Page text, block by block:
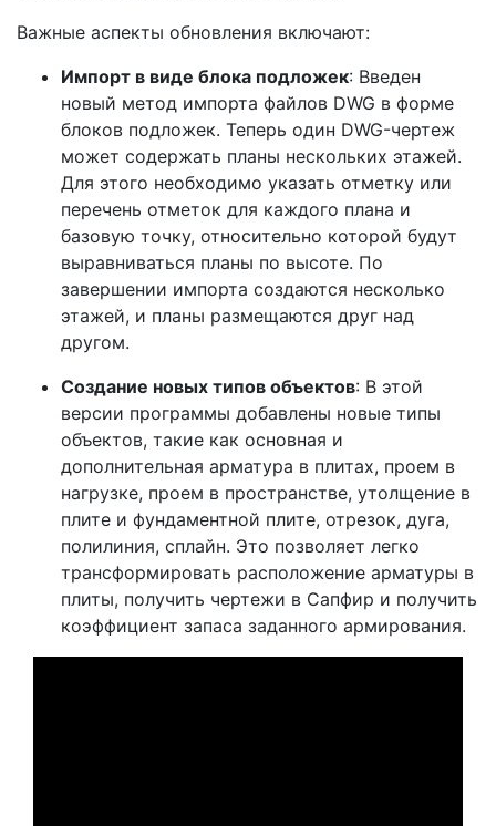
Важные аспекты обновления включают:
Импорт в виде блока подложек: Введен
новый метод импорта файлов DWG в форме
блоков подложек. Теперь один DWG-чертеж
может содержать планы нескольких этажей.
Для этого необходимо указать отметку или
перечень отметок для каждого плана и
базовую точку, относительно которой будут
выравниваться планы по высоте. По
завершении импорта создаются несколько
этажей, и планы размещаются друг над
другом.
Создание новых типов объектов: В этой
версии программы добавлены новые типы
объектов, такие как основная и
дополнительная арматура в плитах, проем в
нагрузке, проем в пространстве, утолщение в
плите и фундаментной плите, отрезок, дуга,
полилиния, сплайн. Это позволяет легко
трансформировать расположение арматуры в
плиты, получить чертежи в Сапфир и получить
коэффициент запаса заданного армирования.